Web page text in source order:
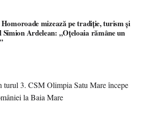
mizează pe tradiție, turism și